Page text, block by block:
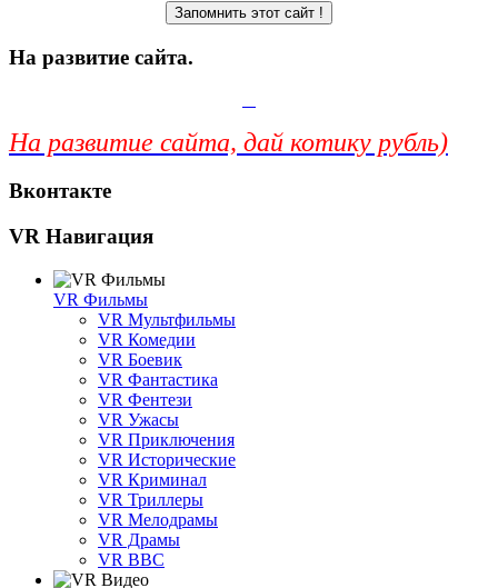
На развитие сайта.
На развитие сайта, дай котику рубль)
Вконтакте
VR Навигация
VR Фильмы
VR Мультфильмы
VR Комедии
VR Боевик
VR Фантастика
VR Фентези
VR Ужасы
VR Приключения
VR Исторические
VR Криминал
VR Триллеры
VR Мелодрамы
VR Драмы
VR BBC